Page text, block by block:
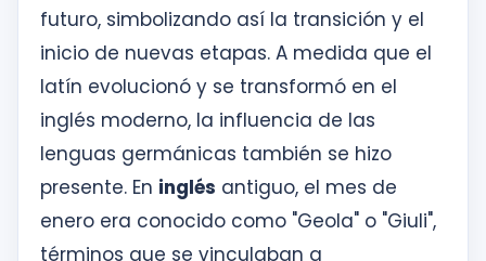
futuro, simbolizando así la transición y el
inicio de nuevas etapas. A medida que el
latín evolucionó y se transformó en el
inglés moderno, la influencia de las
lenguas germánicas también se hizo
presente. En inglés antiguo, el mes de
enero era conocido como "Geola" o "Giuli",
términos que se vinculaban a